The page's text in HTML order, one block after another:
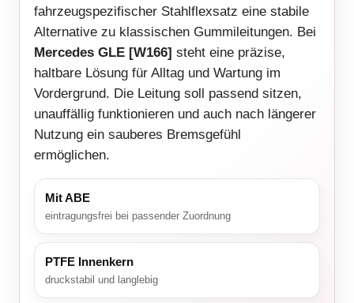
fahrzeugspezifischer Stahlflexsatz eine stabile
Alternative zu klassischen Gummileitungen. Bei
Mercedes GLE [W166] steht eine präzise,
haltbare Lösung für Alltag und Wartung im
Vordergrund. Die Leitung soll passend sitzen,
unauffällig funktionieren und auch nach längerer
Nutzung ein sauberes Bremsgefühl
ermöglichen.
Mit ABE
eintragungsfrei bei passender Zuordnung
PTFE Innenkern
druckstabil und langlebig